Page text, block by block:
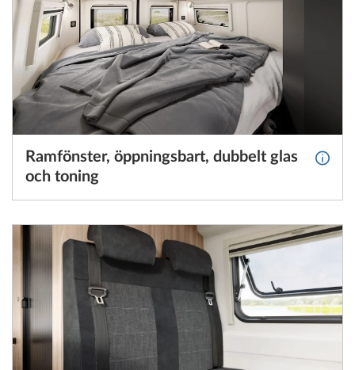
Ramfönster, öppningsbart, dubbelt glas
och toning
Mer